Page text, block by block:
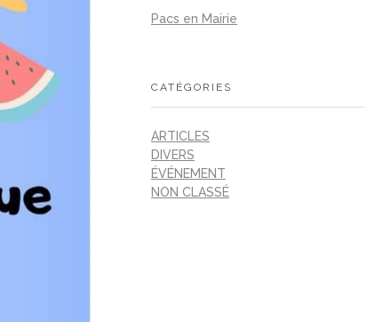
Pacs en Mairie
CATÉGORIES
ARTICLES
DIVERS
ÉVÉNEMENT
NON CLASSÉ